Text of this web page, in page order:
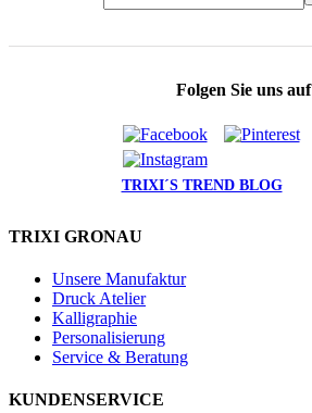
Folgen Sie uns auf
TRIXI´S TREND BLOG
TRIXI GRONAU
Unsere Manufaktur
Druck Atelier
Kalligraphie
Personalisierung
Service & Beratung
KUNDENSERVICE